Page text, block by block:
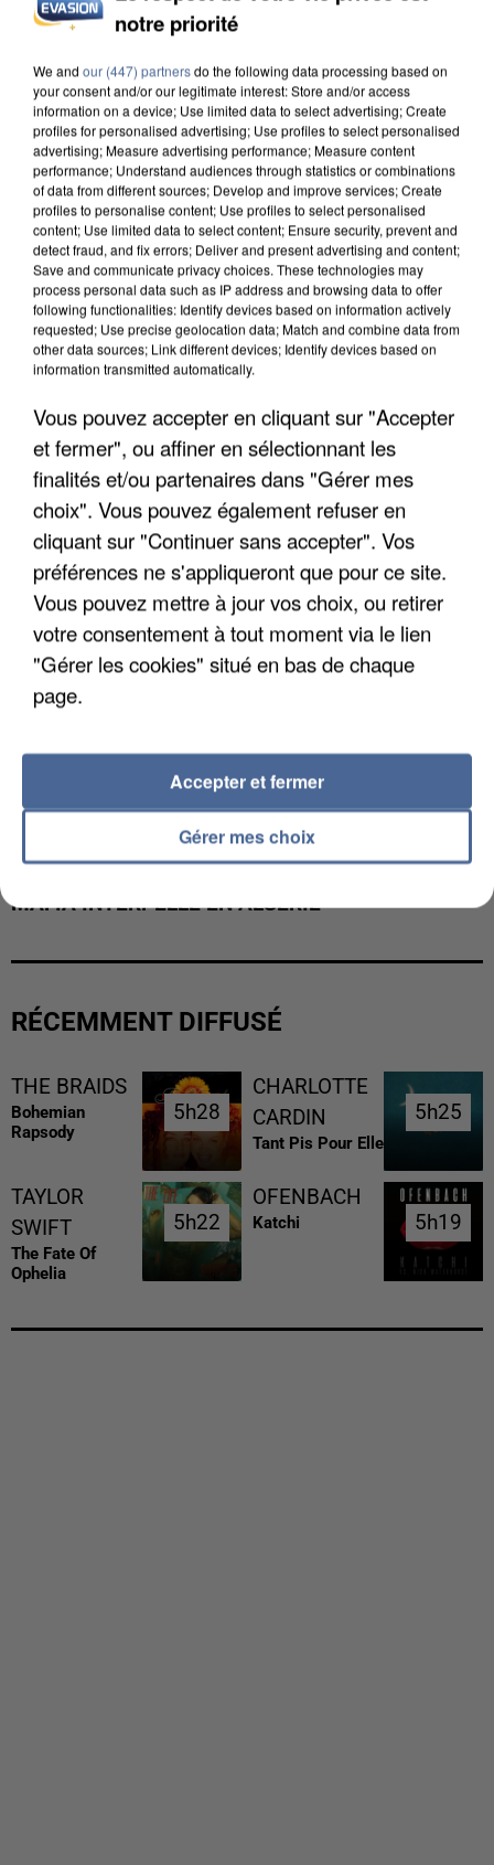
INCENDIES : L’ÎLE-DE-FRANCE LANCE UN ÉLAN
APRÈS TOUTES CES CANICULES, LES REFUGES
DE FAUNE SAUVAGE SONT...
MAFIA INTERPELLÉ EN ALGÉRIE
RÉCEMMENT DIFFUSÉ
THE BRAIDS
Bohemian
Rapsody
5h28
5h28
CHARLOTTE
CARDIN
Tant Pis Pour Elle
5h25
5h25
TAYLOR
SWIFT
The Fate Of
Ophelia
5h22
5h22
OFENBACH
Katchi 5h19
5h19
notre priorité
We and our (447) partnersdo the following data processing based on
your consent and/or our legitimate interest: Store and/or access
information on a device; Use limited data to select advertising; Create
profiles for personalised advertising; Use profiles to select personalised
advertising; Measure advertising performance; Measure content
performance; Understand audiences through statistics or combinations
of data from different sources; Develop and improve services; Create
profiles to personalise content; Use profiles to select personalised
content; Use limited data to select content; Ensure security, prevent and
detect fraud, and fix errors; Deliver and present advertising and content;
Save and communicate privacy choices. These technologies may
process personal data such as IP address and browsing data to offer
following functionalities: Identify devices based on information actively
requested; Use precise geolocation data; Match and combine data from
other data sources; Link different devices; Identify devices based on
information transmitted automatically.
Vous pouvez accepter en cliquant sur "Accepter
et fermer", ou affiner en sélectionnant les
finalités et/ou partenaires dans "Gérer mes
choix". Vous pouvez également refuser en
cliquant sur "Continuer sans accepter". Vos
préférences ne s'appliqueront que pour ce site.
Vous pouvez mettre à jour vos choix, ou retirer
votre consentement à tout moment via le lien
"Gérer les cookies" situé en bas de chaque
page.
Gérer mes choix
Accepter et fermer